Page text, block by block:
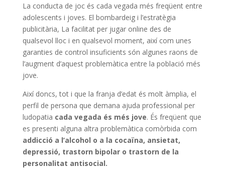
La conducta de joc és cada vegada més freqüent entre
adolescents i joves. El bombardeig i l’estratègia
publicitària, La facilitat per jugar online des de
qualsevol lloc i en qualsevol moment, així com unes
garanties de control insuficients són algunes raons de
l’augment d’aquest problemàtica entre la població més
jove.
Així doncs, tot i que la franja d’edat és molt àmplia, el
perfil de persona que demana ajuda professional per
ludopatia cada vegada és més jove. És freqüent que
es presenti alguna altra problemàtica comòrbida com
addicció a l’alcohol o a la cocaïna, ansietat,
depressió, trastorn bipolar o trastorn de la
personalitat antisocial.